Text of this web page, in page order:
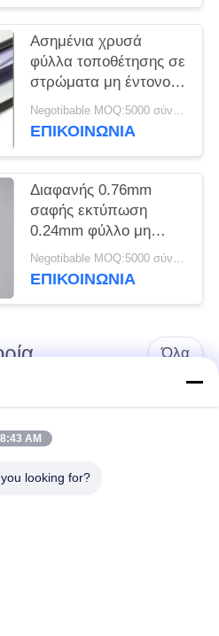
Ασημένια χρυσά
φύλλα τοποθέτησης σε
στρώματα μη έντονου
φωτός A4 200*300mm Negotibable MOQ:5000 σύνολα (3 φύλλα ανά φύλλο)
ΕΠΙΚΟΙΝΩΝΙΑ
Διαφανής 0.76mm
σαφής εκτύπωση
0.24mm φύλλο μη
ελασματοποίησης PVCNegotibable MOQ:5000 σύνολα (3 φύλλα ανά φύλλο)
ΕΠΙΚΟΙΝΩΝΙΑ
Όλα
Ψηφιακά φύλλα PVC
8:43 AM
looking for?